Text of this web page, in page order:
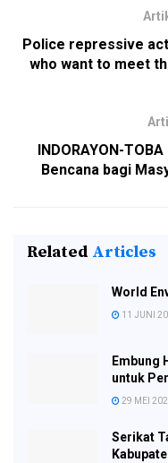
Police repressive
who want to meet
INDORAYON-
Bencana bagi
Related Articles
World
11 JUNI
Embung
untuk
29 MEI
Serikat